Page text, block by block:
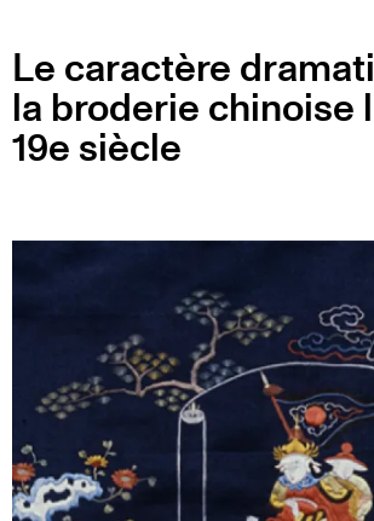
D'ARIANE
Le caractère
la broderie chinoise
19e siècle